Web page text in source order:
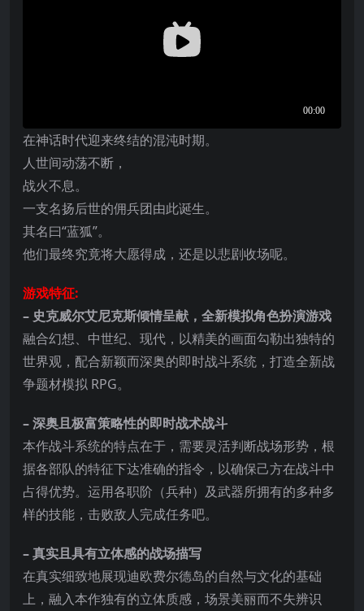
在神话时代迎来终结的混沌时期。
人世间动荡不断，
战火不息。
一支名扬后世的佣兵团由此诞生。
其名曰“蓝狐”。
他们最终究竟将大愿得成，还是以悲剧收场呢。
游戏特征:
– 史克威尔艾尼克斯倾情呈献，全新模拟角色扮演游戏
融合幻想、中世纪、现代，以精美的画面勾勒出独特的
世界观，配合新颖而深奥的即时战斗系统，打造全新战
争题材模拟 RPG。
– 深奥且极富策略性的即时战术战斗
本作战斗系统的特点在于，需要灵活判断战场形势，根
据各部队的特征下达准确的指令，以确保己方在战斗中
占得优势。运用各职阶（兵种）及武器所拥有的多种多
样的技能，击败敌人完成任务吧。
–真实且具有立体感的战场描写
在真实细致地展现迪欧费尔德岛的自然与文化的基础
上，融入本作独有的立体质感，场景美丽而不失辨识